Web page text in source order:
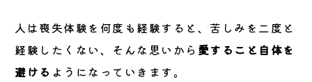
人は喪失体験を何度も経験すると、苦しみを二度と
経験したくない、そんな思いから 愛すること自体を
避ける ようになっていきます。